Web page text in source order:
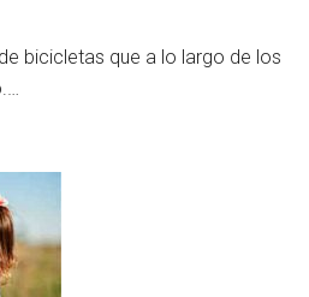
bicicletas que a lo largo de los